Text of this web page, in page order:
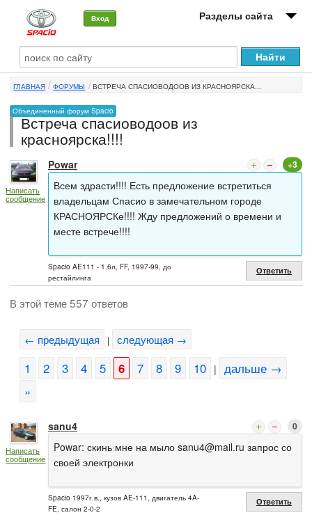
Вход Разделы сайта
О машине
Автоклуб
Форумы
Сервисы и услуги
Новости
ГЛАВНАЯ ФОРУМЫ ВСТРЕЧА СПАСИОВОДООВ ИЗ КРАСНОЯРСКА...
Объединенный форум Spacio
Встреча спасиоводоов из
красноярска!!!!
Написать
сообщение
Powar +3
Всем здрасти!!!! Есть предложение встретиться
владельцам Спасио в замечательном городе
КРАСНОЯРСКе!!!! Жду предложений о времени и
месте встрече!!!!
Spacio AE111 - 1.6л, FF, 1997-99, до
рестайлинга
Ответить
В этой теме 557 ответов
← предыдущая | следующая →
1 2 3 4 5 6 7 8 9 10 |
дальше →
»
Написать
сообщение
sanu4 0
Powar: скинь мне на мыло sanu4@mail.ru запрос со
своей электронки
Spacio 1997г.в., кузов AE-111, двигатель 4A-
FE, салон 2-0-2
Ответить